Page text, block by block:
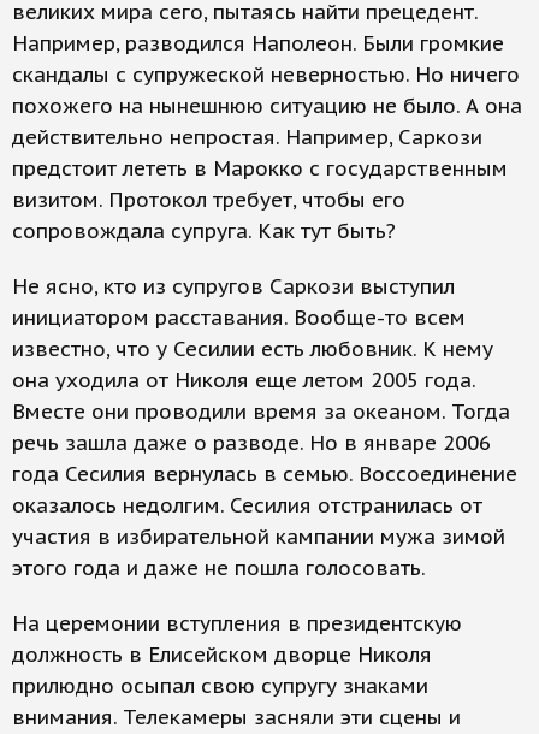
великих мира сего, пытаясь найти прецедент.
Например, разводился Наполеон. Были громкие
скандалы с супружеской неверностью. Но ничего
похожего на нынешнюю ситуацию не было. А она
действительно непростая. Например, Саркози
предстоит лететь в Марокко с государственным
визитом. Протокол требует, чтобы его
сопровождала супруга. Как тут быть?
Не ясно, кто из супругов Саркози выступил
инициатором расставания. Вообще-то всем
известно, что у Сесилии есть любовник. К нему
она уходила от Николя еще летом 2005 года.
Вместе они проводили время за океаном. Тогда
речь зашла даже о разводе. Но в январе 2006
года Сесилия вернулась в семью. Воссоединение
оказалось недолгим. Сесилия отстранилась от
участия в избирательной кампании мужа зимой
этого года и даже не пошла голосовать.
На церемонии вступления в президентскую
должность в Елисейском дворце Николя
прилюдно осыпал свою супругу знаками
внимания. Телекамеры засняли эти сцены и